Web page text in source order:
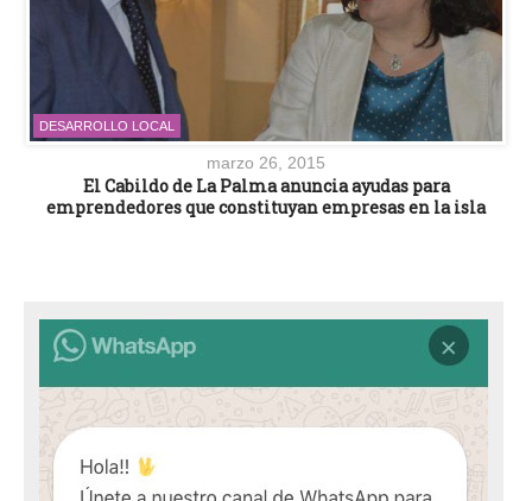
DESARROLLO LOCAL
marzo 26, 2015
El Cabildo de La Palma anuncia ayudas para
emprendedores que constituyan empresas en la isla